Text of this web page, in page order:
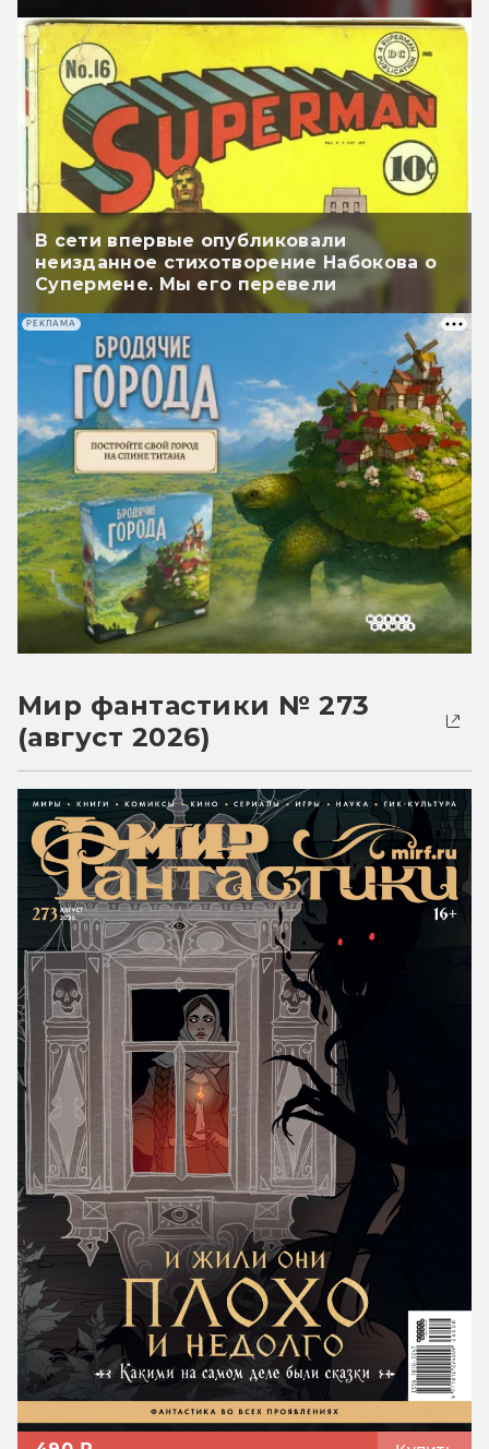
В сети впервые опубликовали
неизданное стихотворение Набокова о
Супермене. Мы его перевели
РЕКЛАМА
Мир фантастики № 273
(август 2026)